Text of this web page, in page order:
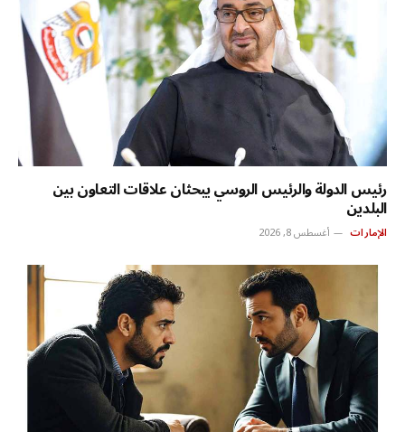
رئيس الدولة والرئيس الروسي يبحثان علاقات التعاون بين
البلدين
الإمارات أغسطس 8, 2026